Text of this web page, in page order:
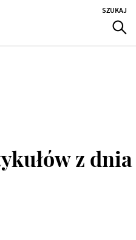
SZUKAJ
z dnia